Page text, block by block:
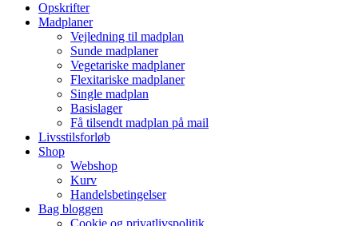
Opskrifter
Madplaner
Vejledning til madplan
Sunde madplaner
Vegetariske madplaner
Flexitariske madplaner
Single madplan
Basislager
Få tilsendt madplan på mail
Livsstilsforløb
Shop
Webshop
Kurv
Handelsbetingelser
Bag bloggen
Cookie og privatlivspolitik